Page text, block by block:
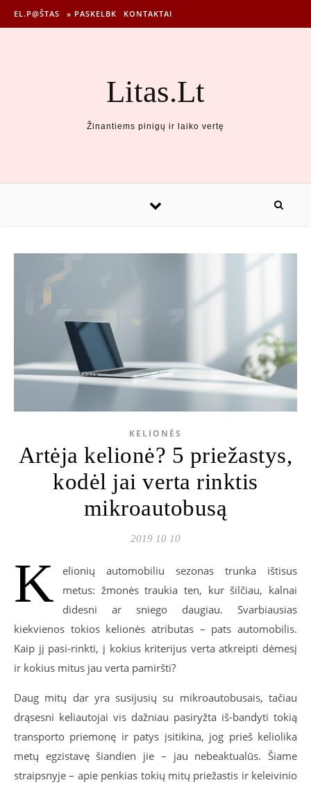
EL.P@ŠTAS » PASKELBK KONTAKTAI
Litas.Lt
Žinantiems pinigų ir laiko vertę
KELIONĖS
Artėja kelionė? 5 priežastys,
kodėl jai verta rinktis
mikroautobusą
2019 10 10
K
elionių automobiliu sezonas trunka ištisus
metus: žmonės traukia ten, kur šilčiau, kalnai
didesni ar sniego daugiau. Svarbiausias
kiekvienos tokios kelionės atributas – pats automobilis.
Kaip jį pasi-rinkti, į kokius kriterijus verta atkreipti dėmesį
ir kokius mitus jau verta pamiršti?
Daug mitų dar yra susijusių su mikroautobusais, tačiau
drąsesni keliautojai vis dažniau pasiryžta iš-bandyti tokią
transporto priemonę ir patys įsitikina, jog prieš keliolika
metų egzistavę šiandien jie – jau nebeaktualūs. Šiame
straipsnyje – apie penkias tokių mitų priežastis ir keleivinio